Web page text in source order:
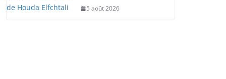
5 août 2026